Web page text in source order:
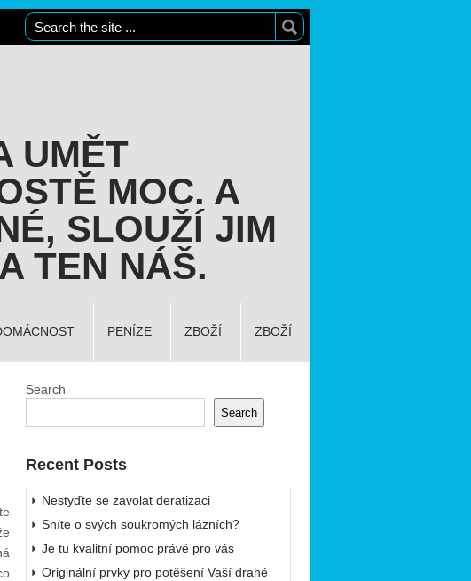
UMĚT
MOC. A
SLOUŽÍ JIM
TEN NÁŠ.
PENÍZE ZBOŽÍ ZBOŽÍ
Search
Search
Recent Posts
Nestyďte se zavolat deratizaci
Sníte o svých soukromých lázních?
Je tu kvalitní pomoc právě pro vás
Originální prvky pro potěšení Vaší drahé